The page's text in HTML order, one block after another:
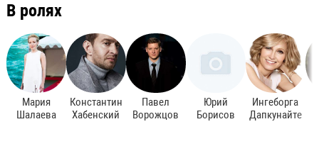
В ролях
Мария
Шалаева
Константин
Хабенский
Павел
Ворожцов
Юрий
Борисов
Ингеборга
Дапкунайте